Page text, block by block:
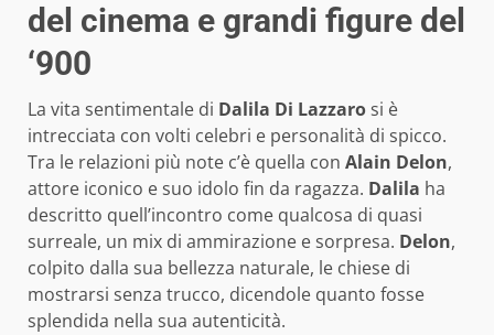
del cinema e grandi figure del
‘900
La vita sentimentale di Dalila Di Lazzarosi è
intrecciata con volti celebri e personalità di spicco.
Tra le relazioni più note c’è quella con Alain Delon,
attore iconico e suo idolo fin da ragazza. Dalila ha
descritto quell’incontro come qualcosa di quasi
surreale, un mix di ammirazione e sorpresa. Delon,
colpito dalla sua bellezza naturale, le chiese di
mostrarsi senza trucco, dicendole quanto fosse
splendida nella sua autenticità.